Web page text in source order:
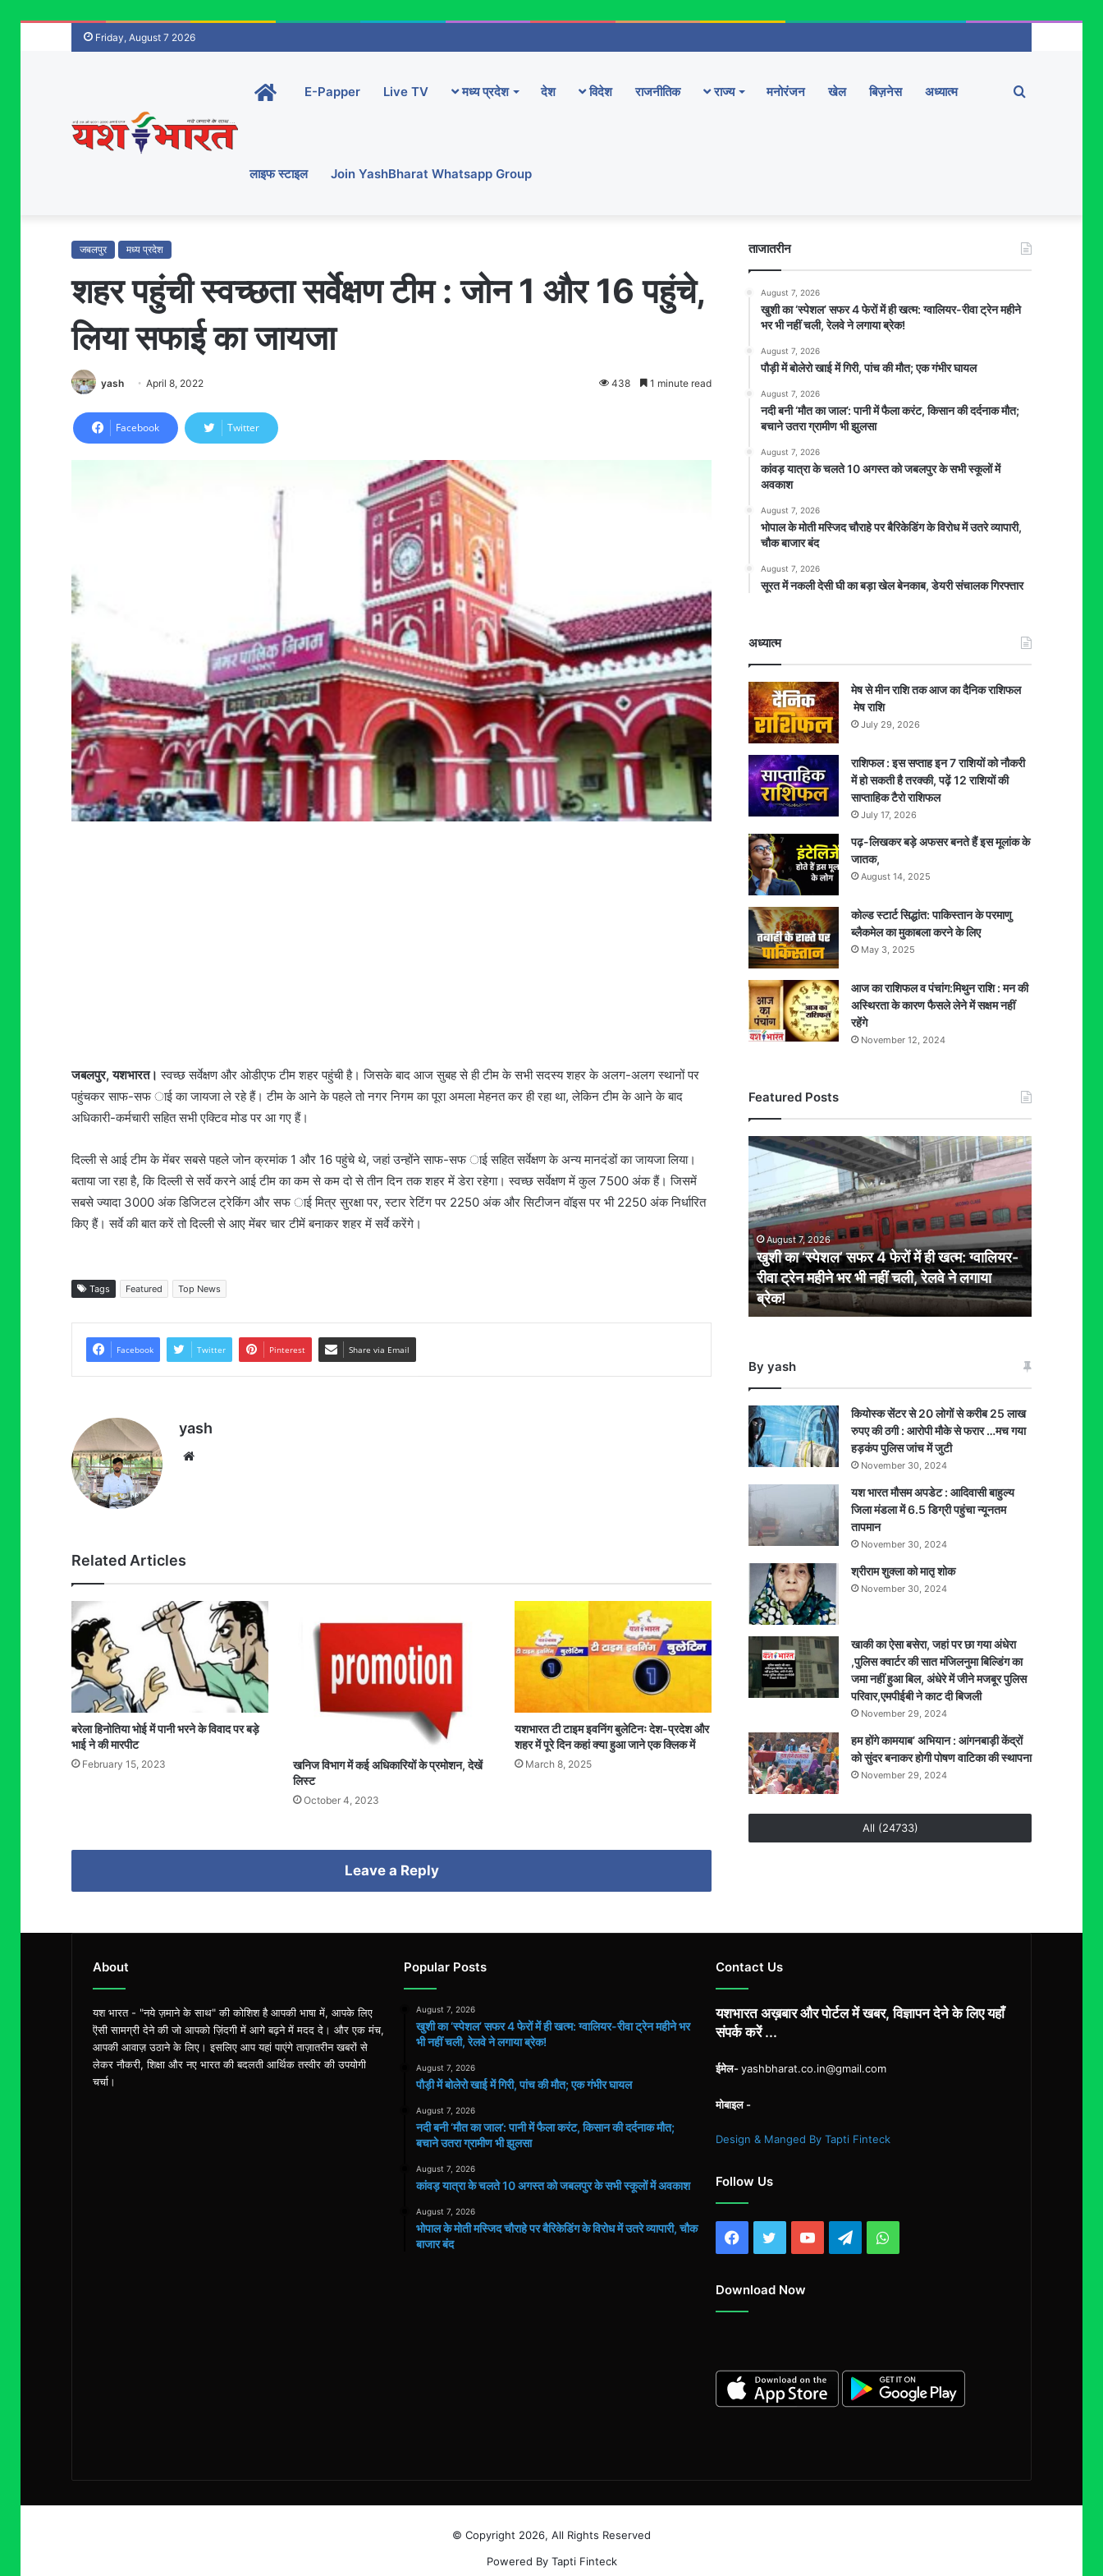
Friday, August 7 2026
Home-
main
E-Papper Live TV मध्य प्रदेश देश विदेश राजनीतिक राज्य मनोरंजन खेल बिज़नेस अध्यात्म
लाइफ स्टाइल Join YashBharat Whatsapp Group
Search
जबलपुर मध्य प्रदेश
शहर पहुंची स्वच्छता सर्वेक्षण टीम : जोन 1 और 16 पहुंचे,
लिया सफाई का जायजा
yash April 8, 2022 438 1 minute read
Facebook Twitter
जबलपुर, यशभारत। स्वच्छ सर्वेक्षण और ओडीएफ टीम शहर पहुंची है। जिसके बाद आज सुबह से ही टीम के सभी सदस्य शहर के अलग-अलग स्थानों पर
पहुंचकर साफ-सफ ाई का जायजा ले रहे हैं। टीम के आने के पहले तो नगर निगम का पूरा अमला मेहनत कर ही रहा था, लेकिन टीम के आने के बाद
अधिकारी-कर्मचारी सहित सभी एक्टिव मोड पर आ गए हैं।
दिल्ली से आई टीम के मेंबर सबसे पहले जोन क्रमांक 1 और 16 पहुंचे थे, जहां उन्होंने साफ-सफ ाई सहित सर्वेक्षण के अन्य मानदंडों का जायजा लिया।
बताया जा रहा है, कि दिल्ली से सर्वे करने आई टीम का कम से कम दो से तीन दिन तक शहर में डेरा रहेगा। स्वच्छ सर्वेक्षण में कुल 7500 अंक हैं। जिसमें
सबसे ज्यादा 3000 अंक डिजिटल ट्रेकिंग और सफ ाई मित्र सुरक्षा पर, स्टार रेटिंग पर 2250 अंक और सिटीजन वॉइस पर भी 2250 अंक निर्धारित
किए हैं। सर्वे की बात करें तो दिल्ली से आए मेंबर चार टीमें बनाकर शहर में सर्वे करेंगे।
Tags Featured Top News
Facebook Twitter Pinterest Share via Email
yash
Website
Related Articles
बरेला हिनोतिया भोई में पानी भरने के विवाद पर बड़े
भाई ने की मारपीट
February 15, 2023
खनिज विभाग में कई अधिकारियों के प्रमोशन, देखें
लिस्ट
October 4, 2023
यशभारत टी टाइम इवनिंग बुलेटिनः देश-प्रदेश और
शहर में पूरे दिन कहां क्या हुआ जाने एक क्लिक में
March 8, 2025
Leave a Reply
ताजातरीन
August 7, 2026
खुशी का ‘स्पेशल’ सफर 4 फेरों में ही खत्म: ग्वालियर-रीवा ट्रेन महीने
भर भी नहीं चली, रेलवे ने लगाया ब्रेक!
August 7, 2026
पौड़ी में बोलेरो खाई में गिरी, पांच की मौत; एक गंभीर घायल
August 7, 2026
​नदी बनी ‘मौत का जाल’: पानी में फैला करंट, किसान की दर्दनाक मौत;
बचाने उतरा ग्रामीण भी झुलसा
August 7, 2026
कांवड़ यात्रा के चलते 10 अगस्त को जबलपुर के सभी स्कूलों में
अवकाश
August 7, 2026
भोपाल के मोती मस्जिद चौराहे पर बैरिकेडिंग के विरोध में उतरे व्यापारी,
चौक बाजार बंद
August 7, 2026
सूरत में नकली देसी घी का बड़ा खेल बेनकाब, डेयरी संचालक गिरफ्तार
अध्यात्म
मेष से मीन राशि तक आज का दैनिक राशिफल
मेष राशि
July 29, 2026
राशिफल : इस सप्ताह इन 7 राशियों को नौकरी
में हो सकती है तरक्की, पढ़ें 12 राशियों की
साप्ताहिक टैरो राशिफल
July 17, 2026
पढ़-लिखकर बड़े अफसर बनते हैं इस मूलांक के
जातक,
August 14, 2025
कोल्ड स्टार्ट सिद्धांत: पाकिस्तान के परमाणु
ब्लैकमेल का मुकाबला करने के लिए
May 3, 2025
आज का राशिफल व पंचांग:मिथुन राशि : मन की
अस्थिरता के कारण फैसले लेने में सक्षम नहीं
रहेंगे
November 12, 2024
Featured Posts
खुशी
का
‘स्पेशल’
सफर
4
फेरों
में
ही
खत्म:
ग्वालियर-
रीवा
भर
भी
चली,
रेलवे
ने
लगाया
ब्रेक!
August 7, 2026
खुशी का ‘स्पेशल’ सफर 4 फेरों में ही खत्म: ग्वालियर-
रीवा ट्रेन महीने भर भी नहीं चली, रेलवे ने लगाया
ब्रेक!
By yash
कियोस्क सेंटर से 20 लोगों से करीब 25 लाख
रुपए की ठगी : आरोपी मौके से फरार …मच गया
हड़कंप पुलिस जांच में जुटी
November 30, 2024
यश भारत मौसम अपडेट : आदिवासी बाहुल्य
जिला मंडला में 6.5 डिग्री पहुंचा न्यूनतम
तापमान
November 30, 2024
श्रीराम शुक्ला को मातृ शोक
November 30, 2024
खाकी का ऐसा बसेरा, जहां पर छा गया अंधेरा
,पुलिस क्वार्टर की सात मंजिलनुमा बिल्डिंग का
जमा नहीं हुआ बिल, अंधेरे में जीने मजबूर पुलिस
परिवार,एमपीईबी ने काट दी बिजली
November 29, 2024
हम होंगे कामयाब’ अभियान : आंगनबाड़ी केंद्रों
को सुंदर बनाकर होगी पोषण वाटिका की स्थापना
November 29, 2024
All (24733)
About
यश भारत - "नये ज़माने के साथ" की कोशिश है आपकी भाषा में, आपके लिए
ऎसी सामग्री देने की जो आपको ज़िंदगी में आगे बढ़ने में मदद दे। और एक मंच,
आपकी आवाज़ उठाने के लिए। इसलिए आप यहां पाएंगे ताज़ातरीन खबरों से
लेकर नौकरी, शिक्षा और नए भारत की बदलती आर्थिक तस्वीर की उपयोगी
चर्चा।
Popular Posts
August 7, 2026
खुशी का ‘स्पेशल’ सफर 4 फेरों में ही खत्म: ग्वालियर-रीवा ट्रेन महीने भर
भी नहीं चली, रेलवे ने लगाया ब्रेक!
August 7, 2026
पौड़ी में बोलेरो खाई में गिरी, पांच की मौत; एक गंभीर घायल
August 7, 2026
​नदी बनी ‘मौत का जाल’: पानी में फैला करंट, किसान की दर्दनाक मौत;
बचाने उतरा ग्रामीण भी झुलसा
August 7, 2026
कांवड़ यात्रा के चलते 10 अगस्त को जबलपुर के सभी स्कूलों में अवकाश
August 7, 2026
भोपाल के मोती मस्जिद चौराहे पर बैरिकेडिंग के विरोध में उतरे व्यापारी, चौक
बाजार बंद
Contact Us
यशभारत अख़बार और पोर्टल में खबर, विज्ञापन देने के लिए यहाँ
संपर्क करें ...
ईमेल-yashbharat.co.in@gmail.com
मोबाइल -
Design & Manged By Tapti Finteck
Follow Us
Facebook
TwitterYouTubeTelegramWhatsApp
Download Now
© Copyright 2026, All Rights Reserved
Powered By Tapti Finteck